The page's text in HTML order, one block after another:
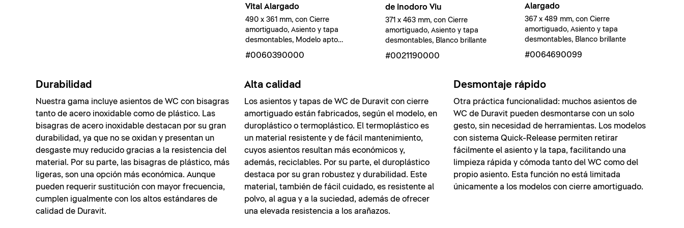
Vital Alargado
490 x 361 mm, con Cierre
amortiguado, Asiento y tapa
desmontables, Modelo apto
movilidad reducida, Blanco brillante
#0060390000
de inodoro Viu
371 x 463 mm, con Cierre
amortiguado, Asiento y tapa
desmontables, Blanco brillante
#0021190000
Alargado
367 x 489 mm, con Cierre
amortiguado, Asiento y tapa
desmontables, Blanco brillante
#0064690099
Durabilidad
Nuestra gama incluye asientos de WC con bisagras
tanto de acero inoxidable como de plástico. Las
bisagras de acero inoxidable destacan por su gran
durabilidad, ya que no se oxidan y presentan un
desgaste muy reducido gracias a la resistencia del
material. Por su parte, las bisagras de plástico, más
ligeras, son una opción más económica. Aunque
pueden requerir sustitución con mayor frecuencia,
cumplen igualmente con los altos estándares de
calidad de Duravit.
Alta calidad
Los asientos y tapas de WC de Duravit con cierre
amortiguado están fabricados, según el modelo, en
duroplástico o termoplástico. El termoplástico es
un material resistente y de fácil mantenimiento,
cuyos asientos resultan más económicos y,
además, reciclables. Por su parte, el duroplástico
destaca por su gran robustez y durabilidad. Este
material, también de fácil cuidado, es resistente al
polvo, al agua y a la suciedad, además de ofrecer
una elevada resistencia a los arañazos.
Desmontaje rápido
Otra práctica funcionalidad: muchos asientos de
WC de Duravit pueden desmontarse con un solo
gesto, sin necesidad de herramientas. Los modelos
con sistema Quick-Release permiten retirar
fácilmente el asiento y la tapa, facilitando una
limpieza rápida y cómoda tanto del WC como del
propio asiento. Esta función no está limitada
únicamente a los modelos con cierre amortiguado.